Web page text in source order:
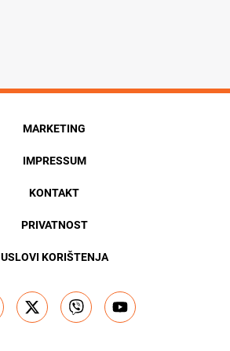
MARKETING
IMPRESSUM
KONTAKT
PRIVATNOST
USLOVI KORIŠTENJA